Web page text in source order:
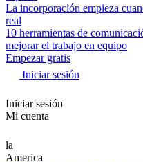
La incorporación empieza
real
10 herramientas de
mejorar el trabajo en equipo
Empezar gratis
Iniciar sesión
Iniciar sesión
Mi cuenta
la
America